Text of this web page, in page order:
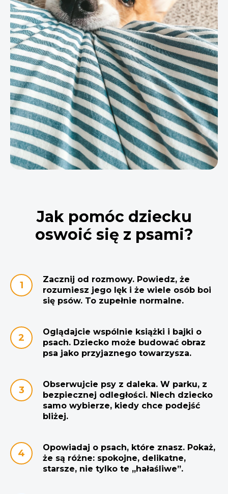
Jak pomóc dziecku
oswoić się z psami?
Zacznij od rozmowy. Powiedz, że
rozumiesz jego lęk i że wiele osób boi
się psów. To zupełnie normalne.
Oglądajcie wspólnie książki i bajki o
psach. Dziecko może budować obraz
psa jako przyjaznego towarzysza.
Obserwujcie psy z daleka. W parku, z
bezpiecznej odległości. Niech dziecko
samo wybierze, kiedy chce podejść
bliżej.
Opowiadaj o psach, które znasz. Pokaż,
że są różne: spokojne, delikatne,
starsze, nie tylko te „hałaśliwe”.